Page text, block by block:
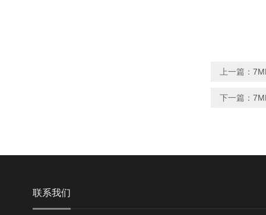
上一篇：
下一篇：
联系我们